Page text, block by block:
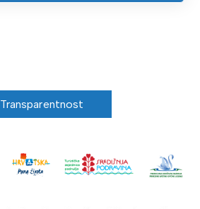
Transparentnost